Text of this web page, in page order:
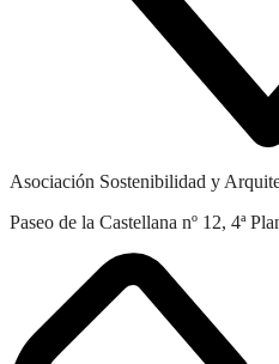
Asociación Sostenibilidad y
Paseo de la Castellana nº 12, 4ª